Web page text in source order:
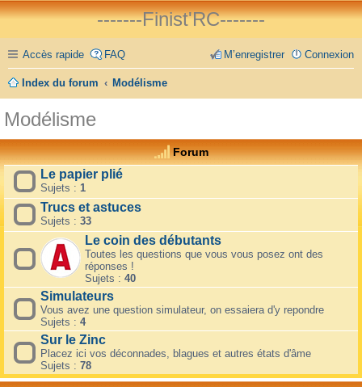
-------Finist'RC-------
Accès rapide FAQ Connexion
M’enregistrer
Index du forum Modélisme
Modélisme
Forum
Le papier plié
Sujets : 1
Trucs et astuces
Sujets : 33
Le coin des débutants
Toutes les questions que vous vous posez ont des
réponses !
Sujets : 40
Simulateurs
Vous avez une question simulateur, on essaiera d'y repondre
Sujets : 4
Sur le Zinc
Placez ici vos déconnades, blagues et autres états d'âme
Sujets : 78